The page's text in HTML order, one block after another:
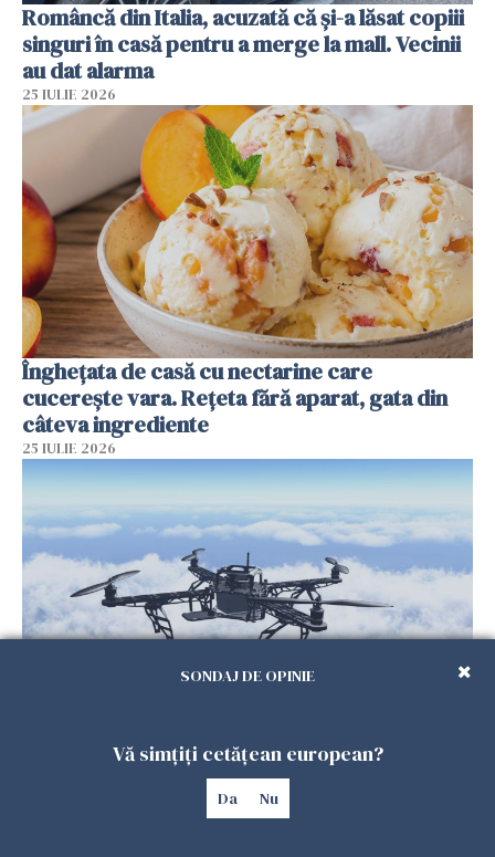
Româncă din Italia, acuzată că și-a lăsat copiii
singuri în casă pentru a merge la mall. Vecinii
au dat alarma
25 IULIE 2026
Înghețata de casă cu nectarine care
cucerește vara. Rețeta fără aparat, gata din
câteva ingrediente
25 IULIE 2026
românesc după ce a intrat ilegal în spațiul
SONDAJ DE OPINIE
Vă simțiți cetățean european?
Da Nu